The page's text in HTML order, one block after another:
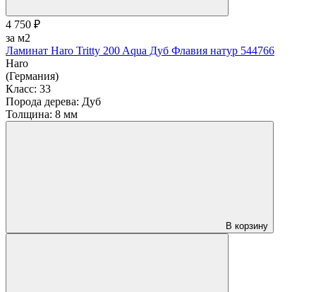
4 750 ₽
за м2
Ламинат Haro Tritty 200 Aqua Дуб Флавия натур 544766
Haro
(Германия)
Класс: 33
Порода дерева: Дуб
Толщина: 8 мм
В корзину